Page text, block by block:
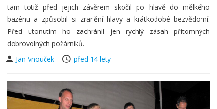
tam totiž před jejich závěrem skočil po hlavě do mělkého
bazénu a způsobil si zranění hlavy a krátkodobé bezvědomí.
Před utonutím ho zachránil jen rychlý zásah přítomných
dobrovolných požárníků.
Jan Vnouček
před 14 lety